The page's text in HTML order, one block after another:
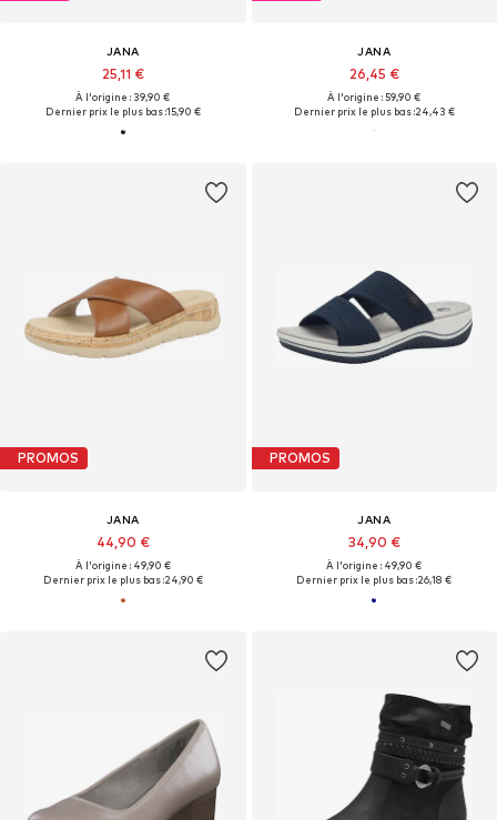
JANA
25,11 €
À l'origine : 39,90 €
Dernier prix le plus bas :15,90 €
JANA
26,45 €
À l'origine : 59,90 €
Dernier prix le plus bas :24,43 €
PROMOS
JANA
44,90 €
À l'origine : 49,90 €
Dernier prix le plus bas :24,90 €
PROMOS
JANA
34,90 €
À l'origine : 49,90 €
Dernier prix le plus bas :26,18 €